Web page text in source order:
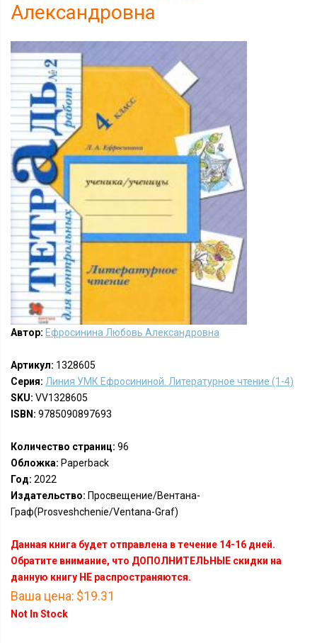
Александровна
Автор: Ефросинина Любовь Александровна
Артикул: 1328605
Серия: Линия УМК Ефросининой. Литературное чтение (1-4)
SKU: VV1328605
ISBN: 9785090897693
Количество страниц: 96
Обложка: Paperback
Год: 2022
Издательство: Просвещение/Вентана-
Граф(Prosveshchenie/Ventana-Graf)
Данная книга будет отправлена в течение 14-16 дней.
Обратите внимание, что ДОПОЛНИТЕЛЬНЫЕ скидки на
данную книгу НЕ распространяются.
Ваша цена: $19.31
Not In Stock